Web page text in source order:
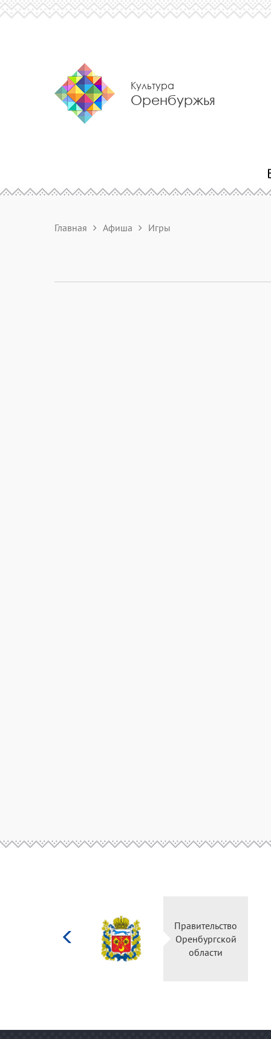
Культура
Оренбуржья
Главная Афиша Игры
Министерство
культуры
Российской
федерации